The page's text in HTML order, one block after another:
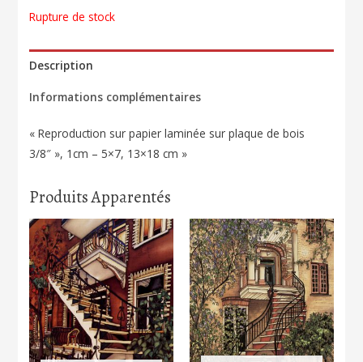
Rupture de stock
Description
Informations complémentaires
« Reproduction sur papier laminée sur plaque de bois
3/8″ », 1cm – 5×7, 13×18 cm »
Produits Apparentés